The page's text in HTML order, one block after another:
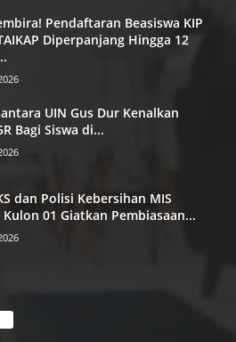
Pendaftaran Beasiswa KIP
Diperpanjang Hingga 12
UIN Gus Dur Kenalkan
Bagi Siswa di...
dan Polisi Kebersihan MIS
01 Giatkan Pembiasaan...